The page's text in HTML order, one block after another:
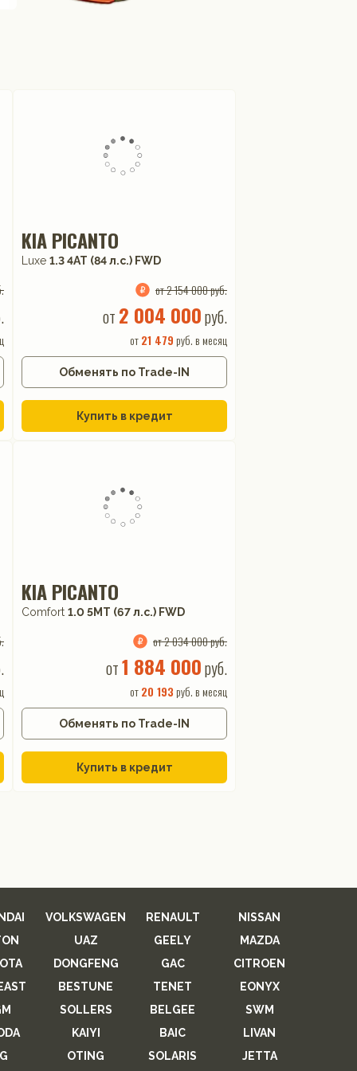
KIA PICANTO
Luxe 1.3 4АТ (84 л.с.) FWD
от 2 154 000 руб.
от 2 004 000руб.
от21 479 руб. в месяц
Обменять по Trade-IN
Купить в кредит
KIA PICANTO
Comfort 1.0 5МТ (67 л.с.) FWD
от 2 034 000 руб.
от1 884 000руб.
от20 193 руб. в месяц
Обменять по Trade-IN
Купить в кредит
VOLKSWAGEN RENAULT
NISSAN
UAZ GEELY
MAZDA
DONGFENG GAC
CITROEN
BESTUNE TENET
EONYX
SOLLERS BELGEE
SWM
KAIYI BAIC
LIVAN
OTING SOLARIS JETTA